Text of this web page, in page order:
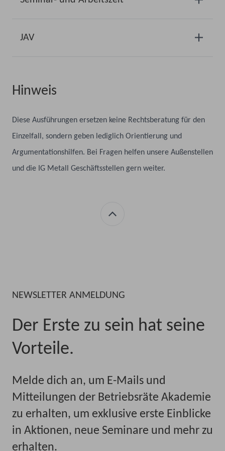
JAV
Hinweis
Diese Ausführungen ersetzen keine Rechtsberatung für den
Einzelfall, sondern geben lediglich Orientierung und
Argumentationshilfen. Bei Fragen helfen unsere Außenstellen
und die IG Metall Geschäftsstellen gern weiter.
NEWSLETTER ANMELDUNG
Der Erste zu sein hat seine
Vorteile.
Melde dich an, um E-Mails und
Mitteilungen der Betriebsräte Akademie
zu erhalten, um exklusive erste Einblicke
in Aktionen, neue Seminare und mehr zu
erhalten.